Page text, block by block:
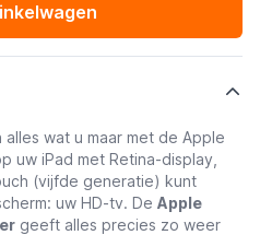
wat u maar met de Apple
uw iPad met Retina-display,
(vijfde generatie) kunt
uw HD-tv. De Apple
geeft alles precies zo weer